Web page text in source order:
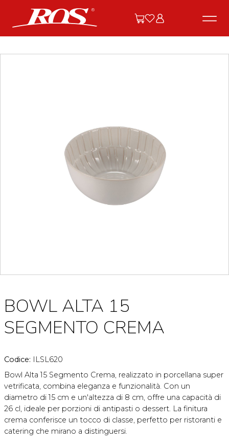
BOWL ALTA 15
SEGMENTO CREMA
Codice: ILSL620
Bowl Alta 15 Segmento Crema, realizzato in porcellana super
vetrificata, combina eleganza e funzionalità. Con un
diametro di 15 cm e un'altezza di 8 cm, offre una capacità di
26 cl, ideale per porzioni di antipasti o dessert. La finitura
crema conferisce un tocco di classe, perfetto per ristoranti e
catering che mirano a distinguersi.